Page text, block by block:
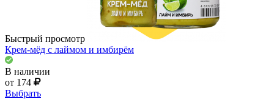
Быстрый просмотр
Крем-мёд с лаймом и имбирём
В наличии
от 174
Выбрать